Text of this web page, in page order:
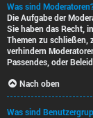
Was sind
Die Aufgabe der
Sie haben das Recht,
Themen zu schließen,
verhindern
Passendes, oder
Nach oben
Was sind